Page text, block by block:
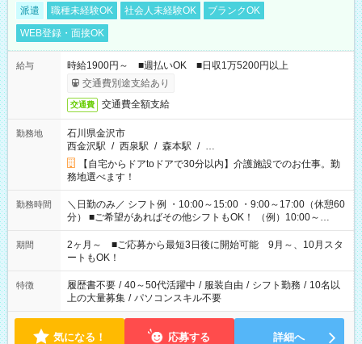
派遣 職種未経験OK 社会人未経験OK
ブランクOK
WEB登録・面接OK
給与
時給1900円～ ■週払いOK ■日収1万5200円以上
交通費別途支給あり
交通費 交通費全額支給
勤務地
石川県金沢市
西金沢駅 / 西泉駅 / 森本駅 / …
【自宅からドアtoドアで30分以内】介護施設でのお仕事。勤
務地選べます！
勤務時間
＼日勤のみ／ シフト例 ・10:00～15:00 ・9:00～17:00（休憩60
分） ■ご希望があればその他シフトもOK！ （例）10:00～
19:00 など 「家族とお休みを合わせたい」 「できれば残業は
したくない」 など、あなたのご希望に沿ったお仕事をご紹介し
ます！ ※Wワーク希望の方へ 今ご覧のお仕事で希望する勤務時
間と、もう1つのお仕事の勤務時間。 合計で週40時間を超える
場合は応募できません
期間
2ヶ月～ ■ご応募から最短3日後に開始可能 9月～、10月スタ
ートもOK！
特徴 履歴書不要 / 40～50代活躍中 / 服装自由 / シフト勤務 / 10名以
上の大量募集 / パソコンスキル不要
気になる！ 応募する 詳細へ